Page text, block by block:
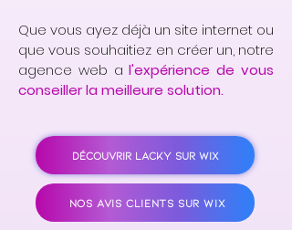
Que vous ayez déjà un site internet ou
que vous souhaitiez en créer un, notre
agence web al'expérience de vous
conseiller la meilleure solution.
DÉCOUVRIR LACKY SUR WIX
NOS AVIS CLIENTS SUR WIX